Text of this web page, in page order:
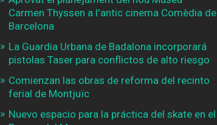
Carmen Thyssen a l'antic cinema Comèdia de
Barcelona
La Guardia Urbana de Badalona incorporará
pistolas Taser para conflictos de alto riesgo
Comienzan las obras de reforma del recinto
ferial de Montjuïc
Nuevo espacio para la práctica del skate en el